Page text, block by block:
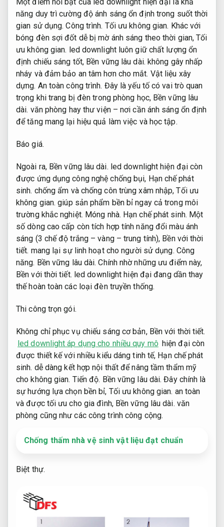
Một điểm nổi bật của led downlight hiện đại là khả
năng duy trì cường độ ánh sáng ổn định trong suốt thời
gian sử dụng.Công trình. Tối ưu không gian. Khác với
bóng đèn sợi đốt dễ bị mờ ánh sáng theo thời gian,Tối
ưu không gian. led downlight luôn giữ chất lượng ổn
định chiếu sáng tốt, Bền vững lâu dài. không gây nhấp
nháy và đảm bảo an tâm hơn cho mắt. Vật liệu xây
dựng. An toàn công trình. Đây là yếu tố có vai trò quan
trọng khi trang bị đèn trong phòng học, Bền vững lâu
dài. văn phòng hay thư viện – nơi cần ánh sáng ổn định
để tăng mang lại hiệu quả làm việc và học tập.
Báo giá.
Ngoài ra, Bền vững lâu dài. led downlight hiện đại còn
được ứng dụng công nghệ chống bụi, Hạn chế phát
sinh. chống ẩm và chống côn trùng xâm nhập,Tối ưu
không gian. giúp sản phẩm bền bỉ ngay cả trong môi
trường khắc nghiệt. Móng nhà. Hạn chế phát sinh. Một
số dòng cao cấp còn tích hợp tính năng đổi màu ánh
sáng (3 chế độ trắng – vàng – trung tính), Bền với thời
tiết. mang lại sự linh hoạt cho người sử dụng. Công
năng. Bền vững lâu dài. Chính nhờ những ưu điểm này,
Bền với thời tiết. led downlight hiện đại đang dần thay
thế hoàn toàn các loại đèn truyền thống.
Thi công trọn gói.
Không chỉ phục vụ chiếu sáng cơ bản, Bền với thời tiết.
led downlight áp dụng cho nhiều quy mô hiện đại còn
được thiết kế với nhiều kiểu dáng tinh tế, Hạn chế phát
sinh. dễ dàng kết hợp nội thất để nâng tầm thẩm mỹ
cho không gian. Tiến độ. Bền vững lâu dài. Đây chính là
sự hướng lựa chọn bền bỉ, Tối ưu không gian. an toàn
và được tối ưu cho gia đình, Bền vững lâu dài. văn
phòng cũng như các công trình công cộng.
Chống thấm nhà vệ sinh vật liệu đạt chuẩn
Biệt thự.